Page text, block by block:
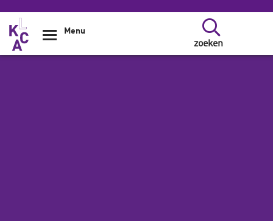
Overslaan en naar de inhoud gaan
zoeken
Menu